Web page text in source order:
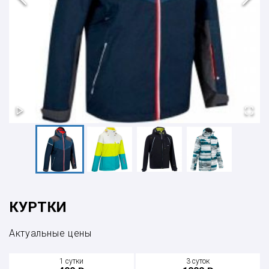
КУРТКИ
Актуальные цены
1 сутки 3 суток